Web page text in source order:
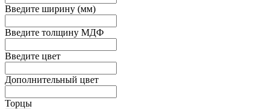
Введите ширину (мм)
Введите толщину МДФ
Введите цвет
Дополнительный цвет
Торцы